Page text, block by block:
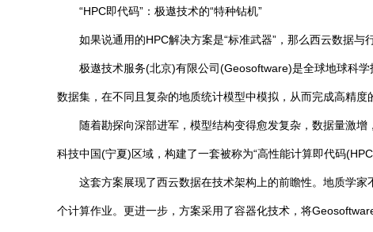
“HPC即代码”：极遨技术的“特种钻机”
如果说通用的HPC解决方案是“标准武器”，那么西云数据与
极遨技术服务(北京)有限公司(Geosoftware)是全球地球科
数据集，在不同且复杂的地质统计模型中模拟，从而完成高精度
随着勘探向深部进军，模型结构变得愈发复杂，数据量激
科技中国(宁夏)区域，构建了一套被称为“高性能计算即代码
这套方案展现了西云数据在技术架构上的前瞻性。地质学
个计算作业。更进一步，方案采用了容器化技术，将